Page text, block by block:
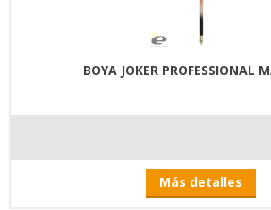
BOYA JOKER PROFESSIONAL
Más detalles